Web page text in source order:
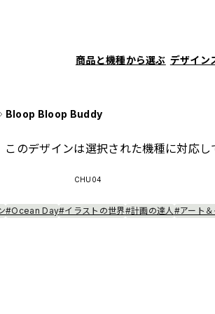
商品と機種から選ぶ デザイン
Bloop Bloop Buddy
のデザインは選択された機種に対応し
CHU04
#Ocean Day#イラストの世界#計画の達人#アート